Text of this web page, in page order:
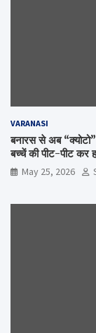
VARANASI
बनारस से अब
बच्चें की पीट-पीट कर
May 25, 2026